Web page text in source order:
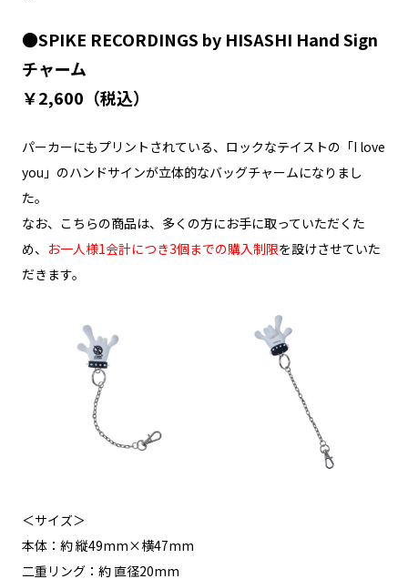
●SPIKE RECORDINGS by HISASHI Hand Sign
チャーム
￥2,600（税込）
パーカーにもプリントされている、ロックなテイストの「I love
you」のハンドサインが立体的なバッグチャームになりまし
た。
なお、こちらの商品は、多くの方にお手に取っていただくた
め、 お一人様1会計につき3個までの購入制限を設けさせていた
だきます。
＜サイズ＞
本体：約 縦49mm×横47mm
二重リング：約 直径20mm